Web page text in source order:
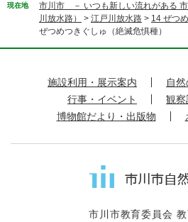
現在地 市川市 － いつも新しい流れがある 市
川放水路）
> 江戸川放水路 > 14 ぜつ
ぜつめつきぐしゅ（絶滅危惧種）
施設利用・展示案内
自
行事・イベント
観察
博物館だより・出版物
市川市教育委員会